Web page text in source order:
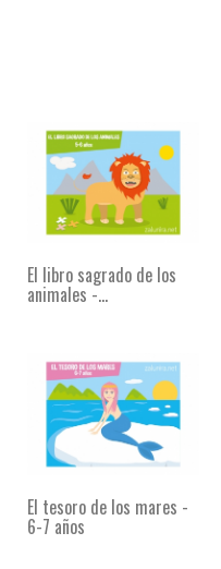
El libro sagrado de los
animales -...
El tesoro de los mares -
6-7 años